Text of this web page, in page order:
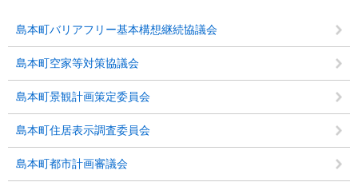
島本町バリアフリー基本構想継続協議会
島本町空家等対策協議会
島本町景観計画策定委員会
島本町住居表示調査委員会
島本町都市計画審議会